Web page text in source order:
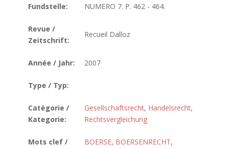
Fundstelle:
NUMERO 7. P. 462 - 464.
Revue /
Zeitschrift:
Recueil Dalloz
Année / Jahr: 2007
Type / Typ:
Catégorie /
Kategorie:
Gesellschaftsrecht, Handelsrecht,
Rechtsvergleichung
Mots clef /
BOERSE, BOERSENRECHT,